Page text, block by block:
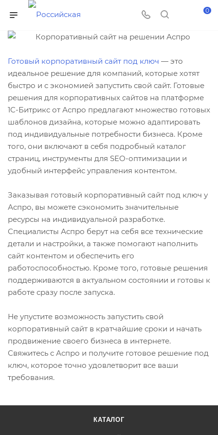
0
Готовый корпоративный сайт под ключ — это
идеальное решение для компаний, которые хотят
быстро и с экономией запустить свой сайт. Готовые
решения для корпоративных сайтов на платформе
1С-Битрикс от Аспро предлагают множество готовых
шаблонов дизайна, которые можно адаптировать
под индивидуальные потребности бизнеса. Кроме
того, они включают в себя подробный каталог
страниц, инструменты для SEO-оптимизации и
удобный интерфейс управления контентом.
Заказывая готовый корпоративный сайт под ключ у
Аспро, вы можете сэкономить значительные
ресурсы на индивидуальной разработке.
Специалисты Аспро берут на себя все технические
детали и настройки, а также помогают наполнить
сайт контентом и обеспечить его
работоспособностью. Кроме того, готовые решения
поддерживаются в актуальном состоянии и готовы к
работе сразу после запуска.
Не упустите возможность запустить свой
корпоративный сайт в кратчайшие сроки и начать
продвижение своего бизнеса в интернете.
Свяжитесь с Аспро и получите готовое решение под
ключ, которое точно удовлетворит все ваши
требования.
КАТАЛОГ